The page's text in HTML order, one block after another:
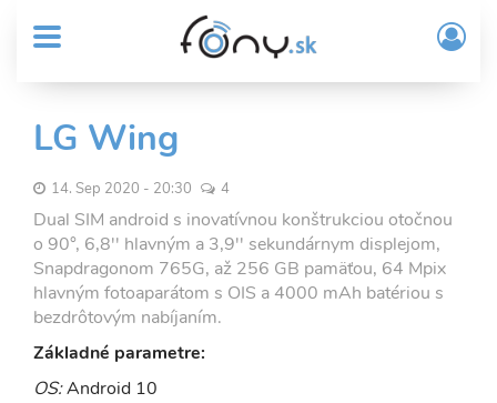
obsah
MENU
Sub
Header
menu
User
account
menu
/
LG Wing
14. Sep 2020 - 20:30 4
Dual SIM android s inovatívnou konštrukciou otočnou
o 90°, 6,8'' hlavným a 3,9'' sekundárnym displejom,
Snapdragonom 765G, až 256 GB pamäťou, 64 Mpix
hlavným fotoaparátom s OIS a 4000 mAh batériou s
bezdrôtovým nabíjaním.
Základné parametre:
OS:Android 10